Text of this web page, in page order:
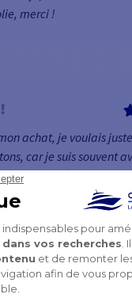
merci !
achat, je voulais
car je suis souvent
très bien !
pour
mon ancien